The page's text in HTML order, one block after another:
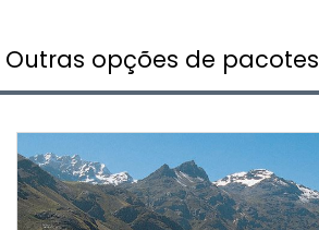
Outras opções de pacotes